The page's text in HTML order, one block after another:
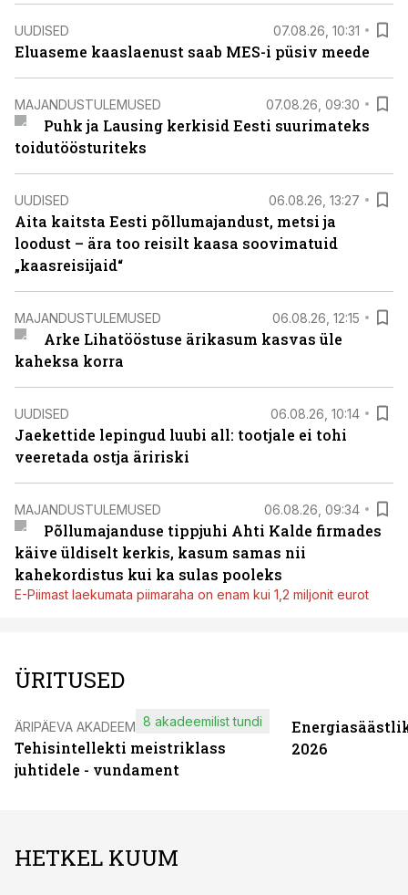
UUDISED 07.08.26, 10:31
Eluaseme kaaslaenust saab MES-i püsiv meede
MAJANDUSTULEMUSED 07.08.26, 09:30
Puhk ja Lausing kerkisid Eesti suurimateks
toidutöösturiteks
UUDISED 06.08.26, 13:27
Aita kaitsta Eesti põllumajandust, metsi ja
loodust – ära too reisilt kaasa soovimatuid
„kaasreisijaid“
MAJANDUSTULEMUSED 06.08.26, 12:15
Arke Lihatööstuse ärikasum kasvas üle
kaheksa korra
UUDISED 06.08.26, 10:14
Jaekettide lepingud luubi all: tootjale ei tohi
veeretada ostja äririski
MAJANDUSTULEMUSED 06.08.26, 09:34
Põllumajanduse tippjuhi Ahti Kalde firmades
käive üldiselt kerkis, kasum samas nii
kahekordistus kui ka sulas pooleks
E-Piimast laekumata piimaraha on enam kui 1,2 miljonit eurot
ÜRITUSED
ÄRIPÄEVA AKADEEMIA
Tehisintellekti meistriklass
juhtidele - vundament
8 akadeemilist tundi
2026
HETKEL KUUM